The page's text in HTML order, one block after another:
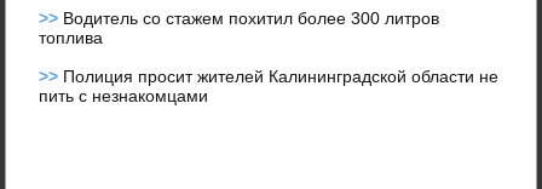
>> Водитель со стажем похитил более 300 литров
топлива
>> Полиция просит жителей Калининградской области не
пить с незнакомцами